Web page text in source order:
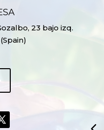
23 bajo izq.